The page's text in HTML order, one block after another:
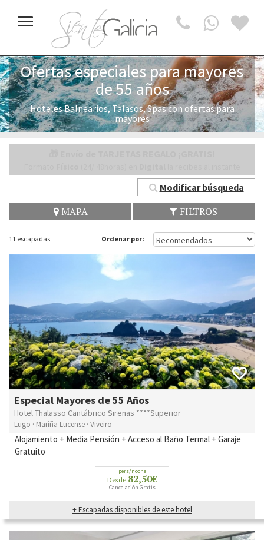
Toggle
navigation
Ofertas especiales para mayores
de 55 años
Hoteles Balnearios, Talasos, Spas con ofertas para
mayores
Modificar búsqueda
MAPA FILTROS
11 escapadas Ordenar por:
Especial Mayores de 55 Años
Hotel Thalasso Cantábrico Sirenas ****Superior
Lugo · Mariña Lucense · Viveiro
Alojamiento + Media Pensión + Acceso al Baño Termal + Garaje
Gratuito
pers/noche
Desde 82,50€
Cancelación Gratis
+ Escapadas disponibles de este hotel